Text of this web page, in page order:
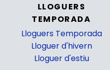
LLOGUERS
TEMPORADA
Lloguers Temporada
Lloguer d'hivern
Lloguer d'estiu